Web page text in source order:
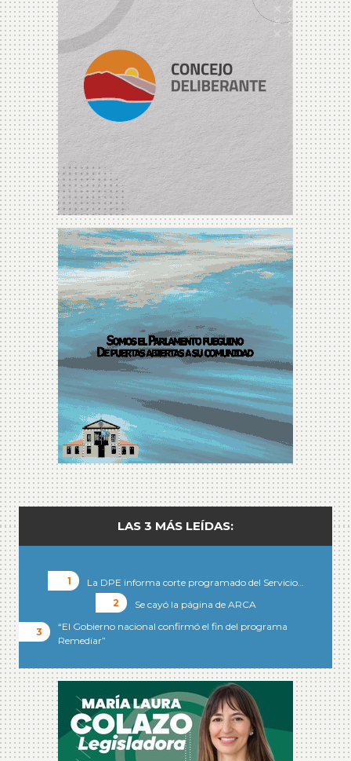
LAS 3 MÁS LEÍDAS:
La DPE informa corte programado del Servicio…
Se cayó la página de ARCA
“El Gobierno nacional confirmó el fin del programa
Remediar”